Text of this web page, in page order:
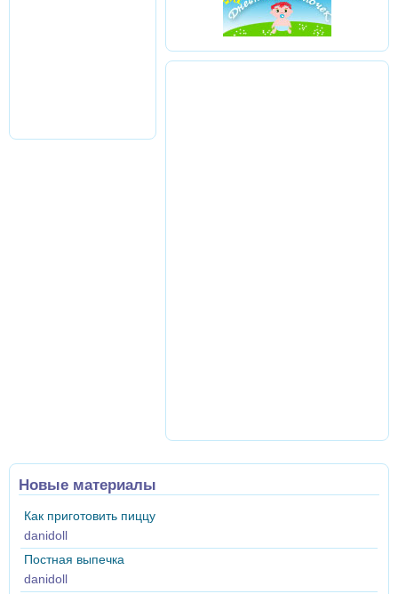
Новые материалы
Как приготовить пиццу
danidoll
Постная выпечка
danidoll